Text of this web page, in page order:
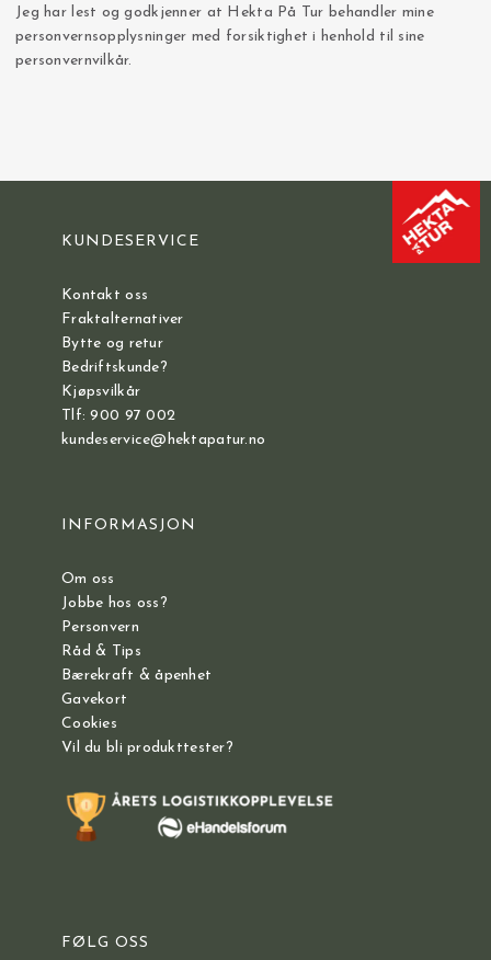
Jeg har lest og godkjenner at Hekta På Tur behandler mine
personvernsopplysninger med forsiktighet i henhold til sine
personvernvilkår.
KUNDESERVICE
Kontakt oss
Fraktalternativer
Bytte og retur
Bedriftskunde?
Kjøpsvilkår
Tlf: 900 97 002
kundeservice@hektapatur.no
INFORMASJON
Om oss
Jobbe hos oss?
Personvern
Råd & Tips
Bærekraft & åpenhet
Gavekort
Cookies
Vil du bli produkttester?
FØLG OSS